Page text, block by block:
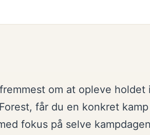
om at opleve holdet
får du en konkret
fokus på selve